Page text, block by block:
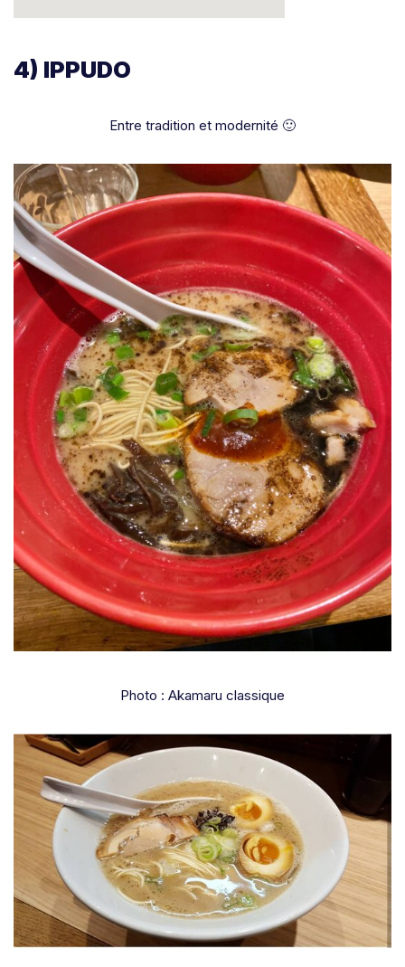
4) IPPUDO
Entre tradition et modernité 🙂
Photo : Akamaru classique